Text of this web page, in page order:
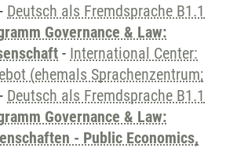
- Deutsch als Fremdsprache B1.1
Governance & Law:
- International Center:
(ehemals Sprachenzentrum;
- Deutsch als Fremdsprache B1.1
Governance & Law:
- Public Economics,